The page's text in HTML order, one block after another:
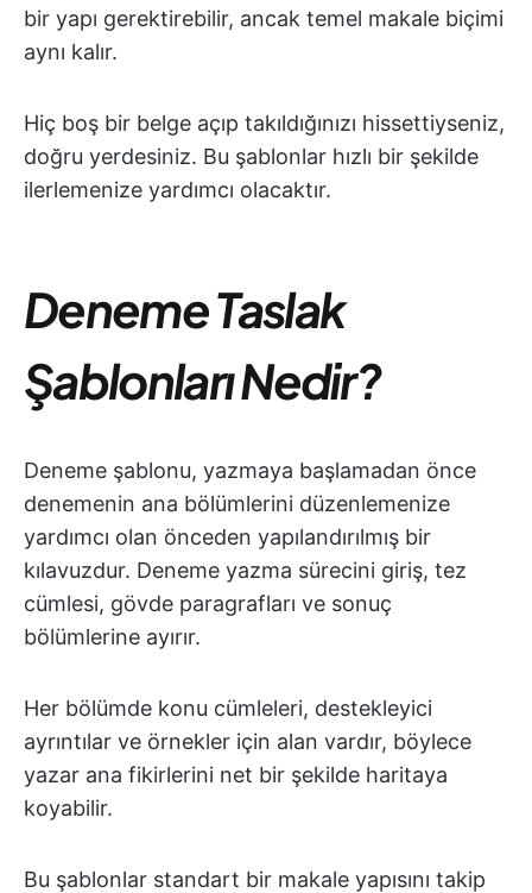
bir yapı gerektirebilir, ancak temel makale biçimi
aynı kalır.
Hiç boş bir belge açıp takıldığınızı hissettiyseniz,
doğru yerdesiniz. Bu şablonlar hızlı bir şekilde
ilerlemenize yardımcı olacaktır.
Deneme Taslak
Şablonları Nedir?
Deneme şablonu, yazmaya başlamadan önce
denemenin ana bölümlerini düzenlemenize
yardımcı olan önceden yapılandırılmış bir
kılavuzdur. Deneme yazma sürecini giriş, tez
cümlesi, gövde paragrafları ve sonuç
bölümlerine ayırır.
Her bölümde konu cümleleri, destekleyici
ayrıntılar ve örnekler için alan vardır, böylece
yazar ana fikirlerini net bir şekilde haritaya
koyabilir.
Bu şablonlar standart bir makale yapısını takip